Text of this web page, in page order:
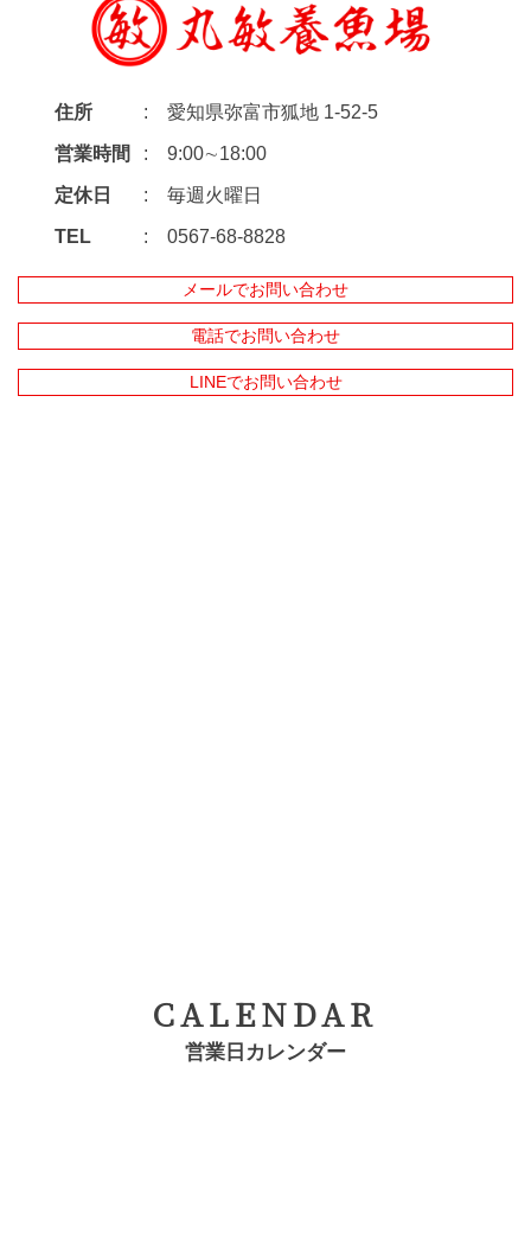
住所 愛知県弥富市狐地 1-52-5
営業時間 9:00∼18:00
定休日 毎週火曜日
TEL 0567-68-8828
メールでお問い合わせ
電話でお問い合わせ
LINEでお問い合わせ
CALENDAR
営業日カレンダー